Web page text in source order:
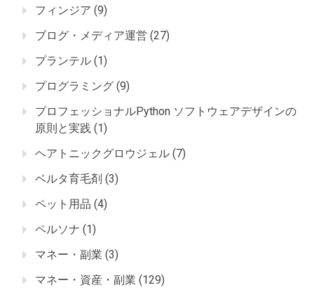
フィンジア (9)
ブログ・メディア運営 (27)
プランテル (1)
プログラミング (9)
プロフェッショナルPython ソフトウェアデザインの
原則と実践 (1)
ヘアトニックグロウジェル (7)
ベルタ育毛剤 (3)
ペット用品 (4)
ペルソナ (1)
マネー・副業 (3)
マネー・資産・副業 (129)